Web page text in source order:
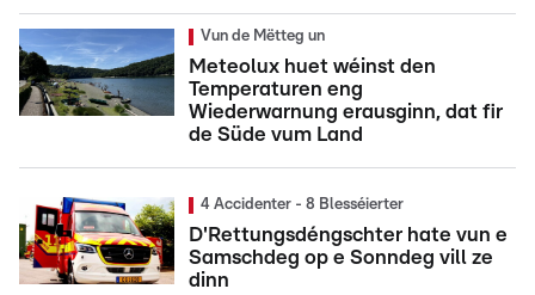
Vun de Mëtteg un
Meteolux huet wéinst den
Temperaturen eng
Wiederwarnung erausginn, dat fir
de Süde vum Land
4 Accidenter - 8 Blesséierter
D'Rettungsdéngschter hate vun e
Samschdeg op e Sonndeg vill ze
dinn